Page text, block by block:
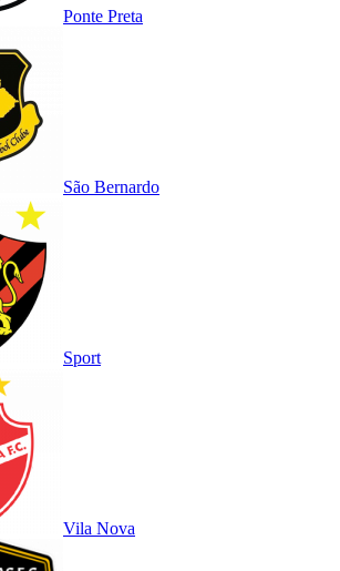
Ponte Preta
São Bernardo
Sport
Vila Nova